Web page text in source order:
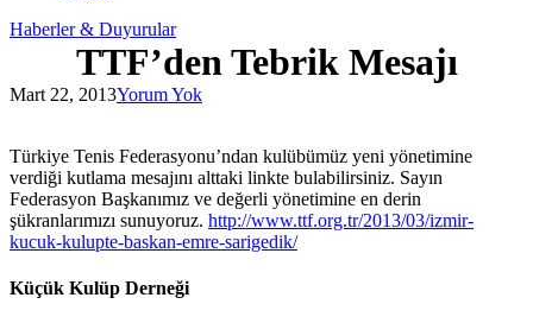
Haberler & Duyurular
TTF’den Tebrik Mesajı
Mart 22, 2013Yorum Yok
Türkiye Tenis Federasyonu’ndan kulübümüz yeni yönetimine
verdiği kutlama mesajını alttaki linkte bulabilirsiniz. Sayın
Federasyon Başkanımız ve değerli yönetimine en derin
şükranlarımızı sunuyoruz. http://www.ttf.org.tr/2013/03/izmir-
kucuk-kulupte-baskan-emre-sarigedik/
Küçük Kulüp Derneği